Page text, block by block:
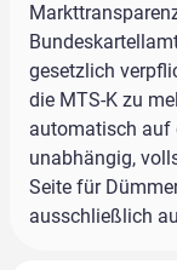
gesetzlich
die MTS-K zu
automatisch auf
unabhängig,
Seite für
ausschließlich